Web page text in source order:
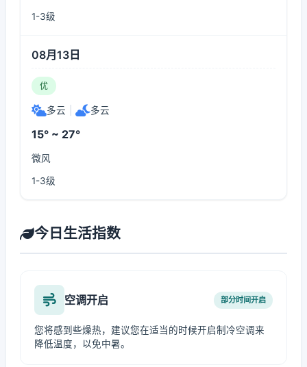
1-3级
08月13日
优
多云 多云
15° ~ 27°
微风
1-3级
今日生活指数
空调开启 部分时间开启
您将感到些燥热，建议您在适当的时候开启制冷空调来
降低温度，以免中暑。